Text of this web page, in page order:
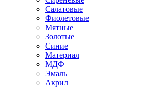
Салатовые
Фиолетовые
Мятные
Золотые
Синие
Материал
МДФ
Эмаль
Акрил